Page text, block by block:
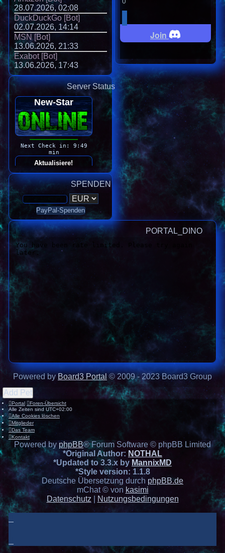
28.07.2026, 02:08
DuckDuckGo [Bot]
02.07.2026, 14:14
MSN [Bot]
13.06.2026, 21:33
Exabot [Bot]
13.06.2026, 17:43
Server Status
SPENDEN
Join
PORTAL_DINO
Powered byBoard3 Portal © 2009 - 2023 Board3 Group
Add Pet
Portal
Foren-Übersicht
Alle Zeiten sind UTC+02:00
Alle Cookies löschen
Mitglieder
Das Team
Kontakt
Powered by phpBB® Forum Software © phpBB Limited
*Original Author: NOTHAL
*Updated to 3.3.x by MannixMD
*Style version: 1.1.8
Deutsche Übersetzung durch phpBB.de
mChat © von kasimi
Datenschutz| Nutzungsbedingungen